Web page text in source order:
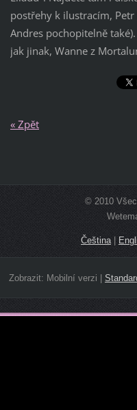
postřehy k ilustracím, Petr
Andres pochopitelně
jak jinak, Wanne z
« Zpět
© 2010
Čeština |
Zobrazit: Mobilní verzi